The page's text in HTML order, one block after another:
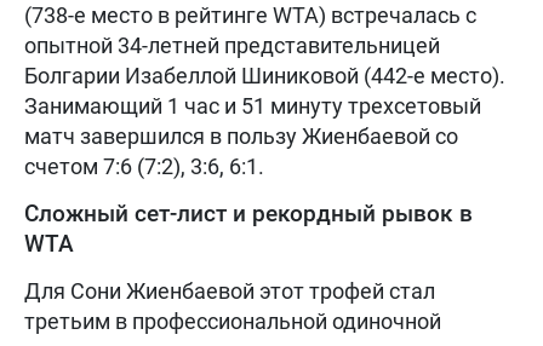
(738-е место в рейтинге WTA) встречалась с
опытной 34-летней представительницей
Болгарии Изабеллой Шиниковой (442-е место).
Занимающий 1 час и 51 минуту трехсетовый
матч завершился в пользу Жиенбаевой со
счетом 7:6 (7:2), 3:6, 6:1.
Сложный сет-лист и рекордный рывок в
WTA
Для Сони Жиенбаевой этот трофей стал
третьим в профессиональной одиночной